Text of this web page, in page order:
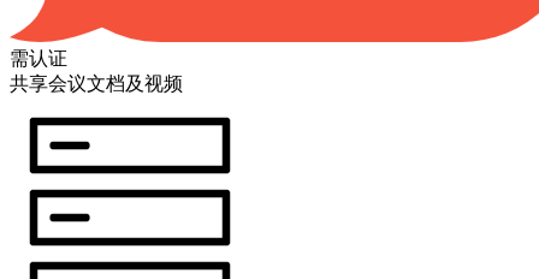
需认证
共享会议文档及视频